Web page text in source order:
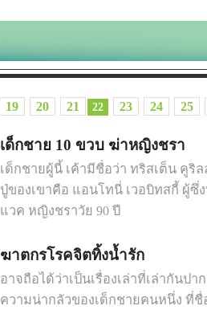
19 20 21 22 23 24 25
เด็กชาย 10 ขวบ ฆ่าหญิงชรา
เด็กชายผู้นี้ เค้ามีชื่อว่า ทริสเต็น คูริล
ปู่ของเขาคือ แอนโทนี่ เวอบิทสกี้ ผู้ซึ่
แวค หญิงชราวัย 90 ปี
ฆาตกรโรคจิตทิ้งน้ำรัก
อาจถือได้ว่าเป็นเรื่องเล่าที่เล่ากันป
ความน่ากลัวของเด็กชายคนหนึ่ง ที่